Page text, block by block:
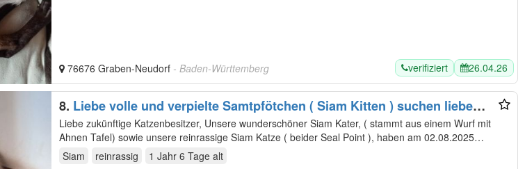
76676 Graben-Neudorf - Baden-Württemberg verifiziert 26.04.26
8. Liebe volle und verpielte Samtpfötchen ( Siam Kitten ) suchen liebe
volles Zuhause
Liebe zukünftige Katzenbesitzer, Unsere wunderschöner Siam Kater, ( stammt aus einem Wurf mit
Ahnen Tafel) sowie unsere reinrassige Siam Katze ( beider Seal Point ), haben am 02.08.2025
gesunde…
Siam reinrassig 1 Jahr 6 Tage alt